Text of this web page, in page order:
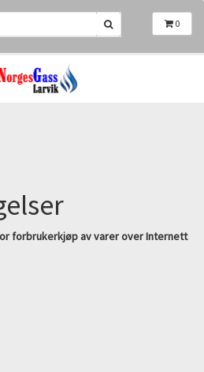
0
forbrukerkjøp av varer overInternett